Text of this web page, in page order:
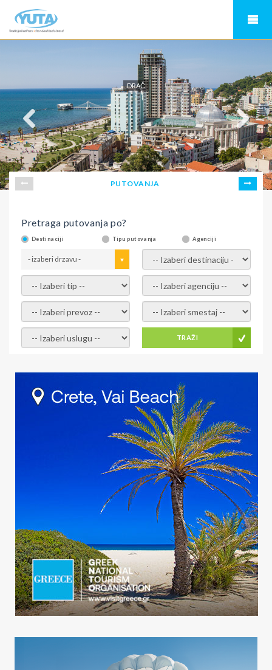
DRAČ
PUTOVANJA
Pretraga putovanja po?
Destinaciji Tipu putovanja Agenciji
- izaberi drzavu - - izaberi destinaciju -
- izaberi tip - - izaberi agenciju -
- izaberi prevoz - - Izaberite smestaj -
- Izaberite uslugu - TRAŽI